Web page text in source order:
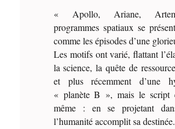
« Apollo, Ariane,
programmes spatiaux se
comme les épisodes d’une
Les motifs ont varié, flattant
la science, la quête de
et plus récemment d’une
« planète B », mais le script
même : en se projetant
l’humanité accomplit sa destinée.